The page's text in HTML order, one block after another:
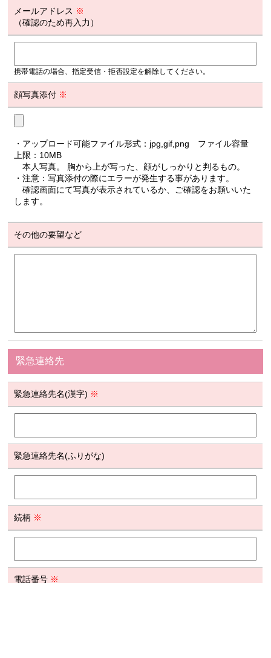
メールアドレス ※
（確認のため再入力）
携帯電話の場合、指定受信・拒否設定を解除してください。
顔写真添付 ※
・アップロード可能ファイル形式：jpg,gif,png ファイル容量
上限：10MB
本人写真。 胸から上が写った、顔がしっかりと判るもの。
・注意：写真添付の際にエラーが発生する事があります。
確認画面にて写真が表示されているか、ご確認をお願いいた
します。
その他の要望など
緊急連絡先
緊急連絡先名(漢字) ※
緊急連絡先名(ふりがな)
続柄 ※
電話番号 ※